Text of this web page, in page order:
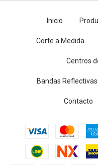
Inicio
Corte a Medida
Centros
Bandas
Contacto